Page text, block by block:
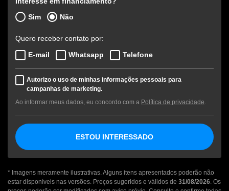
Sim
Não
Quero receber contato por:
E-mail
Whatsapp Telefone
Autorizo o uso de minhas informações pessoais para
campanhas de marketing.
Ao informar meus dados, eu concordo com a Política de privacidade.
ESTOU INTERESSADO
* Imagens meramente ilustrativas. Alguns itens apresentados poderão não
estar disponíveis nas versões. Preços sugeridos e válidos de 31/08/2026. Os